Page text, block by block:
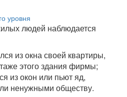
людей наблюдается
из окна своей квартиры,
этого здания фирмы;
из окон или пьют яд,
ненужными обществу.